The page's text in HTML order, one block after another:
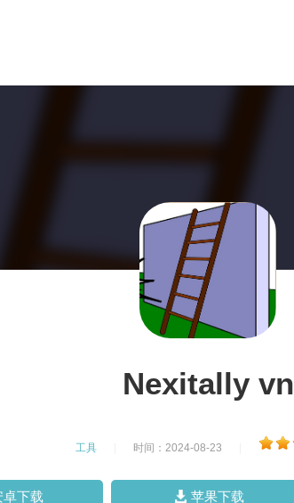
Nexitally vn
工具 时间：2024-08-23
卓下载 苹果下载